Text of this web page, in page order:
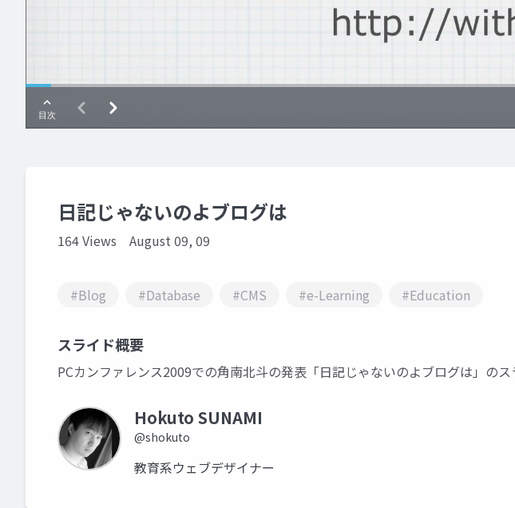
日記じゃないのよブログは
164 Views August 09, 09
#Blog #Database #CMS #e-Learning #Education
スライド概要
PCカンファレンス2009での角南北斗の発表「日記じゃないのよブログは」のス
Hokuto SUNAMI
@shokuto
教育系ウェブデザイナー